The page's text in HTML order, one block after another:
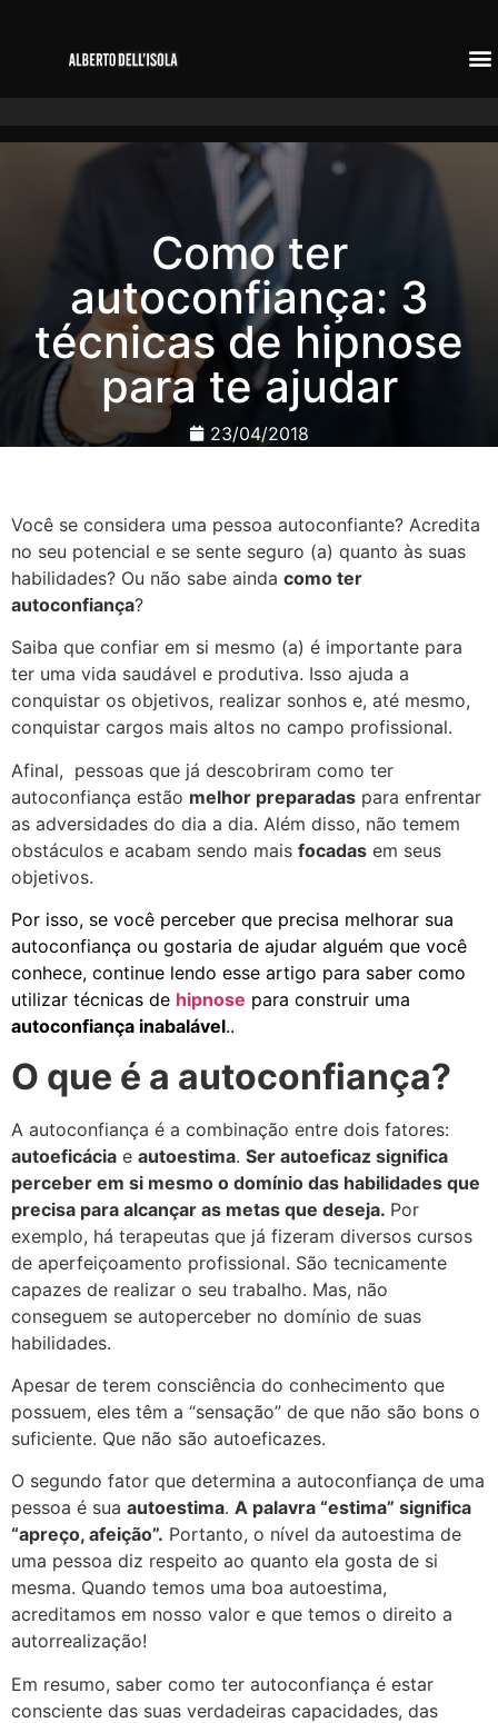
Como ter
autoconfiança: 3
técnicas de hipnose
para te ajudar
23/04/2018
Você se considera uma pessoa autoconfiante? Acredita
no seu potencial e se sente seguro (a) quanto às suas
habilidades? Ou não sabe ainda como ter
autoconfiança?
Saiba que confiar em si mesmo (a) é importante para
ter uma vida saudável e produtiva. Isso ajuda a
conquistar os objetivos, realizar sonhos e, até mesmo,
conquistar cargos mais altos no campo profissional.
Afinal, pessoas que já descobriram como ter
autoconfiança estão melhor preparadas para enfrentar
as adversidades do dia a dia. Além disso, não temem
obstáculos e acabam sendo mais focadas em seus
objetivos.
Por isso, se você perceber que precisa melhorar sua
autoconfiança ou gostaria de ajudar alguém que você
conhece, continue lendo esse artigo para saber como
utilizar técnicas de hipnose para construir uma
autoconfiança inabalável..
O que é a autoconfiança?
A autoconfiança é a combinação entre dois fatores:
autoeficácia e autoestima. Ser autoeficaz significa
perceber em si mesmo o domínio das habilidades que
precisa para alcançar as metas que deseja. Por
exemplo, há terapeutas que já fizeram diversos cursos
de aperfeiçoamento profissional. São tecnicamente
capazes de realizar o seu trabalho. Mas, não
conseguem se autoperceber no domínio de suas
habilidades.
Apesar de terem consciência do conhecimento que
possuem, eles têm a “sensação” de que não são bons o
suficiente. Que não são autoeficazes.
O segundo fator que determina a autoconfiança de uma
pessoa é sua autoestima. A palavra “estima” significa
“apreço, afeição”. Portanto, o nível da autoestima de
uma pessoa diz respeito ao quanto ela gosta de si
mesma. Quando temos uma boa autoestima,
acreditamos em nosso valor e que temos o direito a
autorrealização!
Em resumo, saber como ter autoconfiança é estar
consciente das suas verdadeiras capacidades, das